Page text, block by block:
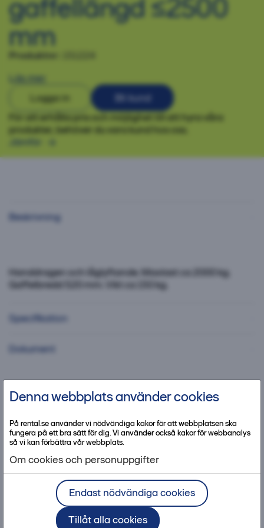
Denna webbplats använder cookies
På rental.se använder vi nödvändiga kakor för att webbplatsen ska
fungera på ett bra sätt för dig. Vi använder också kakor för webbanalys
så vi kan förbättra vår webbplats.
Om cookies och personuppgifter
Endast nödvändiga cookies
Tillåt alla cookies
gaffellängd ≤2500
mm
Produktnr:
Läs mer
Logga in
Bli kund
För att erhålla pris och möjlighet till att hyra våra
produkter, behöver du vara kund hos oss.
Beskrivning
Handdragen och låglyftande. Maxlast ca 2000 kg.
Gaffelbredd 520 mm. Vikt ca 150 kg.
Specifikation
Dokument
Kontakta kundcenter
Bra att ha med produkten